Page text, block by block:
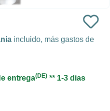
incluido, más gastos de
entrega(DE) ** 1-3 dias